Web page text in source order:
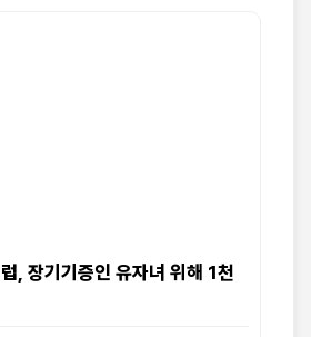
, 장기기증인 유자녀 위해 1천